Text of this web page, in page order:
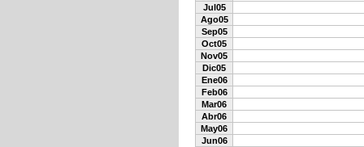
Jul05
Ago05
Sep05
Oct05
Nov05
Dic05
Ene06
Feb06
Mar06
Abr06
May06
Jun06